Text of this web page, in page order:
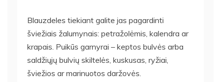
Blauzdeles tiekiant galite jas pagardinti
šviežiais žalumynais: petražolėmis, kalendra ar
krapais. Puikūs garnyrai – keptos bulvės arba
saldžiųjų bulvių skiltelės, kuskusas, ryžiai,
šviežios ar marinuotos daržovės.